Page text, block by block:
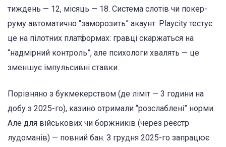
тиждень — 12, місяць — 18. Система слотів чи покер-
руму автоматично “заморозить” акаунт. Playcity тестує
це на пілотних платформах: гравці скаржаться на
“надмірний контроль”, але психологи хвалять — це
зменшує імпульсивні ставки.
Порівняно з букмекерством (де ліміт — 3 години на
добу з 2025-го), казино отримали “розслаблені” норми.
Але для військових чи боржників (через реєстр
лудоманів) — повний бан. З грудня 2025-го запрацює